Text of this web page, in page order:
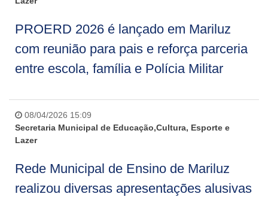
PROERD 2026 é lançado em Mariluz
com reunião para pais e reforça parceria
entre escola, família e Polícia Militar
08/04/2026 15:09
Secretaria Municipal de Educação,Cultura, Esporte e
Lazer
Rede Municipal de Ensino de Mariluz
realizou diversas apresentações alusivas